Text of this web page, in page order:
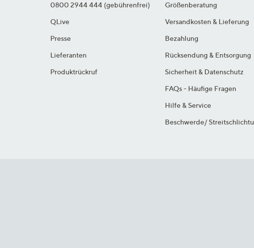
0800 2944 444 (gebührenfrei)
QLive
Presse
Lieferanten
Produktrückruf
Größenberatung
Versandkosten & Lieferung
Bezahlung
Rücksendung & Entsorgung
Sicherheit & Datenschutz
FAQs - Häufige Fragen
Hilfe & Service
Beschwerde/